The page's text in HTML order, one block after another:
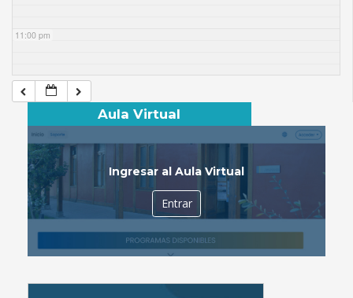
11:00 pm
Aula Virtual
Ingresar al Aula Virtual
Entrar